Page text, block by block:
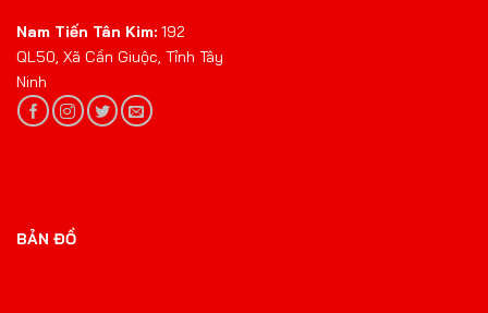
Nam Tiến Tân Kim: 192
QL50, Xã Cần Giuộc, Tỉnh Tây
Ninh
BẢN ĐỒ